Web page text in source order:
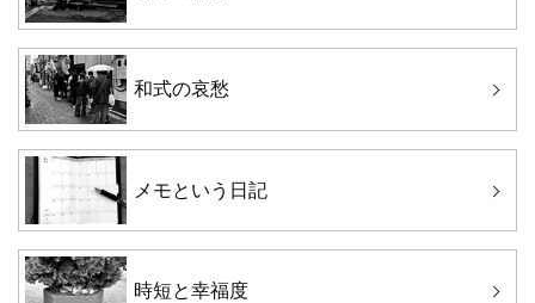
和式の哀愁
メモという日記
時短と幸福度